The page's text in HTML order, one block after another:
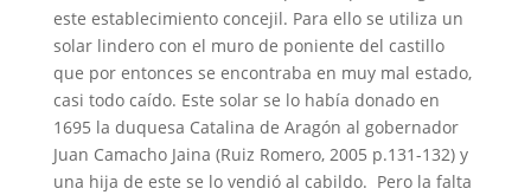
este establecimiento concejil. Para ello se utiliza un
solar lindero con el muro de poniente del castillo
que por entonces se encontraba en muy mal estado,
casi todo caído. Este solar se lo había donado en
1695 la duquesa Catalina de Aragón al gobernador
Juan Camacho Jaina (Ruiz Romero, 2005 p.131-132) y
una hija de este se lo vendió al cabildo. Pero la falta